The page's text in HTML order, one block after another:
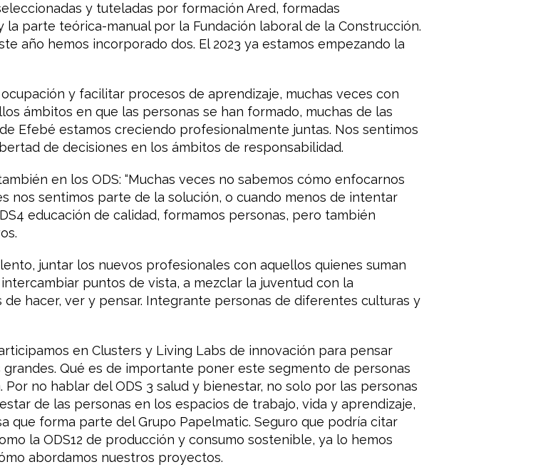
y tuteladas por formación Ared, formadas
parte teórica-manual por la Fundación laboral de la Construcción.
año hemos incorporado dos. El 2023 ya estamos empezando la
y facilitar procesos de aprendizaje, muchas veces con
ámbitos en que las personas se han formado, muchas de las
Efebé estamos creciendo profesionalmente juntas. Nos sentimos
de decisiones en los ámbitos de responsabilidad.
en los ODS: “Muchas veces no sabemos cómo enfocarnos
nos sentimos parte de la solución, o cuando menos de intentar
educación de calidad, formamos personas, pero también
juntar los nuevos profesionales con aquellos quienes suman
puntos de vista, a mezclar la juventud con la
de hacer, ver y pensar. Integrante personas de diferentes culturas y
en Clusters y Living Labs de innovación para pensar
Qué es de importante poner este segmento de personas
no hablar del ODS 3 salud y bienestar, no solo por las personas
de las personas en los espacios de trabajo, vida y aprendizaje,
que forma parte del Grupo Papelmatic. Seguro que podría citar
la ODS12 de producción y consumo sostenible, ya lo hemos
abordamos nuestros proyectos.